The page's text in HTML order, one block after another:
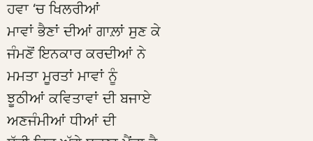
ਹਵਾ ‘ਚ ਖਿਲਰੀਆਂ
ਮਾਵਾਂ ਭੈਣਾਂ ਦੀਆਂ ਗਾਲ਼ਾਂ ਸੁਣ ਕੇ
ਜੰਮਣੋਂ ਇਨਕਾਰ ਕਰਦੀਆਂ ਨੇ
ਮਮਤਾ ਮੂਰਤਾਂ ਮਾਵਾਂ ਨੂੰ
ਝੂਠੀਆਂ ਕਵਿਤਾਵਾਂ ਦੀ ਬਜਾਏ
ਅਣਜੰਮੀਆਂ ਧੀਆਂ ਦੀ